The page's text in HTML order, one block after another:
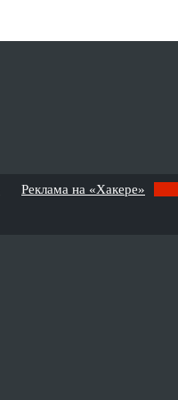
Реклама на «Хакере»